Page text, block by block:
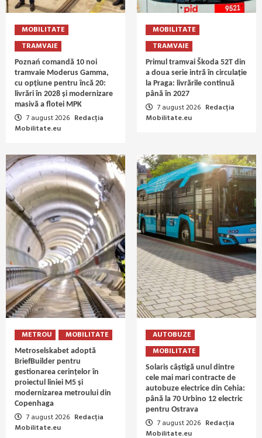
MOBILITATE
TRAMVAIE
Poznań comandă 10 noi
tramvaie Moderus Gamma,
cu opțiune pentru încă 20:
livrări în 2028 și modernizare
masivă a flotei MPK
7 august 2026 Redacția
Mobilitate.eu
MOBILITATE
TRAMVAIE
Primul tramvai Škoda 52T din
a doua serie intră în circulație
la Praga: livrările continuă
până în 2027
7 august 2026 Redacția
Mobilitate.eu
METROU MOBILITATE
Metroselskabet adoptă
BriefBuilder pentru
gestionarea cerințelor în
proiectul liniei M5 și
modernizarea metroului din
Copenhaga
7 august 2026 Redacția
Mobilitate.eu
AUTOBUZE
MOBILITATE
Solaris câștigă unul dintre
cele mai mari contracte de
autobuze electrice din Cehia:
până la 70 Urbino 12 electric
pentru Ostrava
7 august 2026 Redacția
Mobilitate.eu